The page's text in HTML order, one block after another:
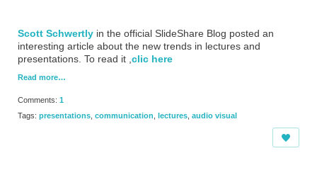
Scott Schwertly in the official SlideShare Blog posted an
interesting article about the new trends in lectures and
presentations. To read it ,clic here
Read more…
Comments: 1
Tags: presentations communication lectures audio visual